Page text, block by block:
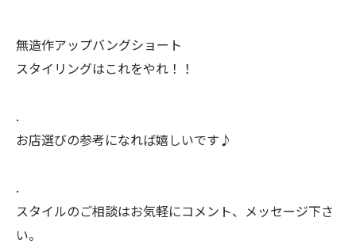
無造作アップバングショート
スタイリングはこれをやれ！！
.
お店選びの参考になれば嬉しいです♪
.
スタイルのご相談はお気軽にコメント、メッセージ下さ
い。